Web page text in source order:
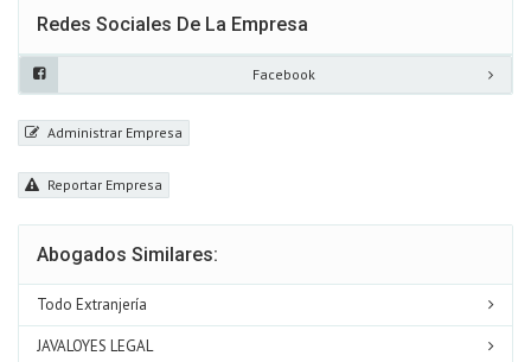
Redes Sociales De La Empresa
Facebook
Administrar Empresa
Reportar Empresa
Abogados Similares:
Todo Extranjería
JAVALOYES LEGAL